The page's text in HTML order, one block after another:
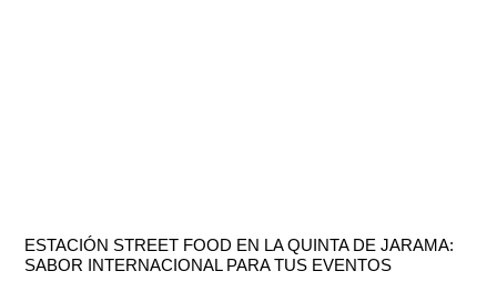
ESTACIÓN STREET FOOD EN LA QUINTA DE JARAMA:
SABOR INTERNACIONAL PARA TUS EVENTOS